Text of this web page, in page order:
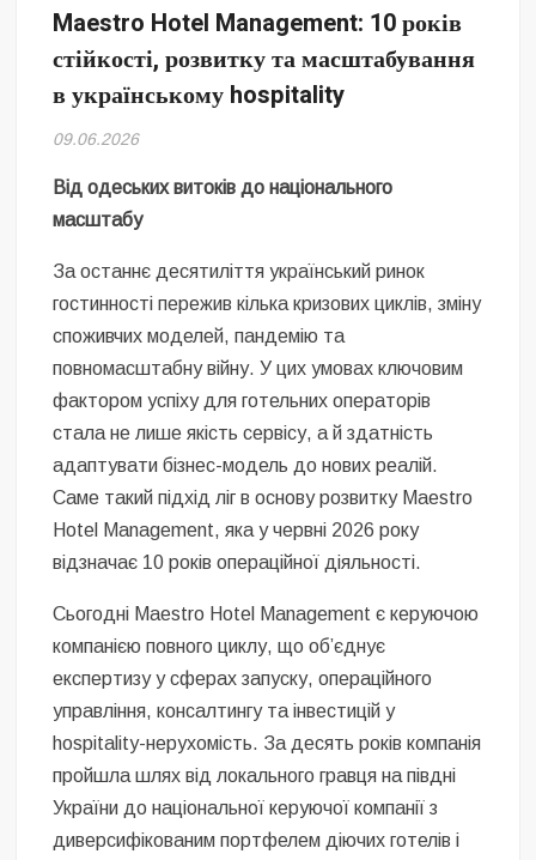
Безугла закликає валити Сирського
Світові бренди одягу та взуття: розвиток ринку та вплив на
сучасну моду
Командувач ВМС Неїжпапа закликав не дестабілізувати ситуацію
Maestro Hotel Management: 10 років
стійкості, розвитку та масштабування
в українському hospitality
09.06.2026
Від одеських витоків до національного
масштабу
За останнє десятиліття український ринок
гостинності пережив кілька кризових циклів, зміну
споживчих моделей, пандемію та
повномасштабну війну. У цих умовах ключовим
фактором успіху для готельних операторів
стала не лише якість сервісу, а й здатність
адаптувати бізнес-модель до нових реалій.
Саме такий підхід ліг в основу розвитку Maestro
Hotel Management, яка у червні 2026 року
відзначає 10 років операційної діяльності.
Сьогодні Maestro Hotel Management є керуючою
компанією повного циклу, що об’єднує
експертизу у сферах запуску, операційного
управління, консалтингу та інвестицій у
hospitality-нерухомість. За десять років компанія
пройшла шлях від локального гравця на півдні
України до національної керуючої компанії з
диверсифікованим портфелем діючих готелів і